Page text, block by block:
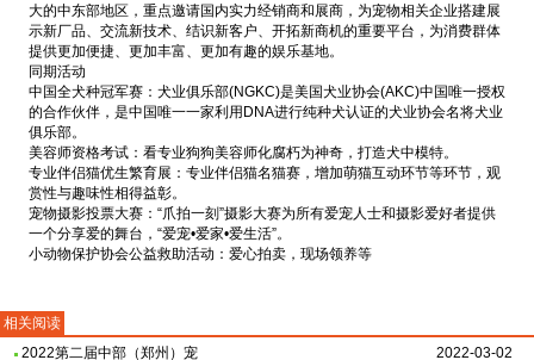
大的中东部地区，重点邀请国内实力经销商和展商，为宠物相关企业搭建展
示新厂品、交流新技术、结识新客户、开拓新商机的重要平台，为消费群体
提供更加便捷、更加丰富、更加有趣的娱乐基地。
同期活动
中国全犬种冠军赛：犬业俱乐部(NGKC)是美国犬业协会(AKC)中国唯一授权
的合作伙伴，是中国唯一一家利用DNA进行纯种犬认证的犬业协会名将犬业
俱乐部。
美容师资格考试：看专业狗狗美容师化腐朽为神奇，打造犬中模特。
专业伴侣猫优生繁育展：专业伴侣猫名猫赛，增加萌猫互动环节等环节，观
赏性与趣味性相得益彰。
宠物摄影投票大赛：“爪拍一刻”摄影大赛为所有爱宠人士和摄影爱好者提供
一个分享爱的舞台，“爱宠•爱家•爱生活”。
小动物保护协会公益救助活动：爱心拍卖，现场领养等
相关阅读
2022-03-02
2022第二届中部（郑州）宠